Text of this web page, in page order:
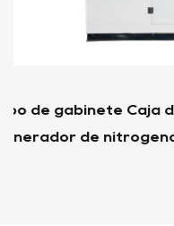
Tipo de